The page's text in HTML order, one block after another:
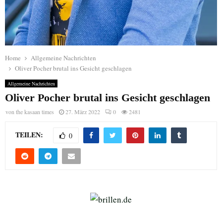
Home
Allgemeine Nachrichten
Oliver Pocher brutal ins Gesicht geschlagen
Allgemeine Nachrichten
Oliver Pocher brutal ins Gesicht geschlagen
vonthe kasaan times 27. März 2022 0 2481
TEILEN: 0